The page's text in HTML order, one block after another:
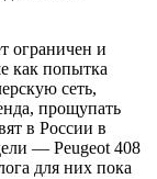
ограничен и
как попытка
сеть,
прощупать
в России в
— Peugeot 408
для них пока